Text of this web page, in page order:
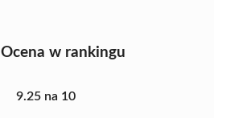
Ocena w rankingu
9.25 na 10